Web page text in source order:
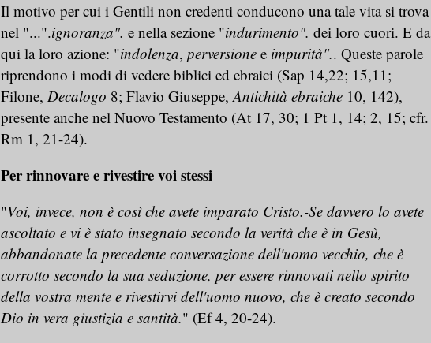
Il motivo per cui i Gentili non credenti conducono una tale vita si trova
nel "...".ignoranza". e nella sezione "indurimento". dei loro cuori. E da
qui la loro azione: "indolenza, perversionee impurità".. Queste parole
riprendono i modi di vedere biblici ed ebraici (Sap 14,22; 15,11;
Filone, Decalogo 8; Flavio Giuseppe,Antichità ebraiche10, 142),
presente anche nel Nuovo Testamento (At 17, 30; 1 Pt 1, 14; 2, 15; cfr.
Rm 1, 21-24).
Per rinnovare e rivestire voi stessi
"Voi, invece, non è così che avete imparato Cristo.-Se davvero lo avete
ascoltato e vi è stato insegnato secondo la verità che è in Gesù,
abbandonate la precedente conversazione dell'uomo vecchio, che è
corrotto secondo la sua seduzione, per essere rinnovati nello spirito
della vostra mente e rivestirvi dell'uomo nuovo, che è creato secondo
Dio in vera giustizia e santità." (Ef 4, 20-24).